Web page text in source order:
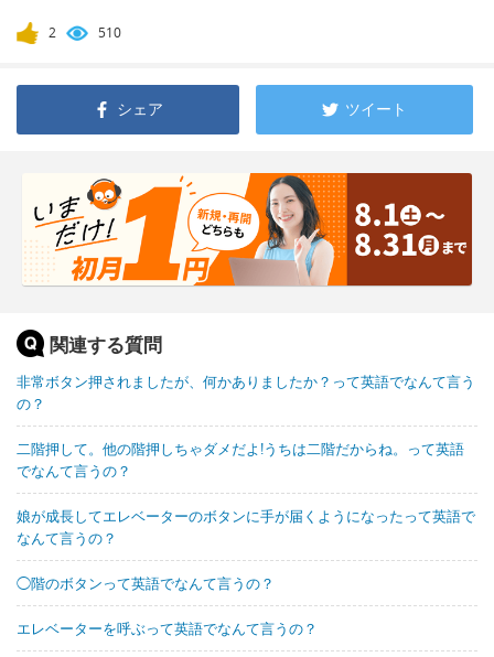
2 510
シェア ツイート
関連する質問
非常ボタン押されましたが、何かありましたか？って英語でなんて言う
の？
二階押して。他の階押しちゃダメだよ!うちは二階だからね。って英語
でなんて言うの？
娘が成長してエレベーターのボタンに手が届くようになったって英語で
なんて言うの？
◯階のボタンって英語でなんて言うの？
エレベーターを呼ぶって英語でなんて言うの？